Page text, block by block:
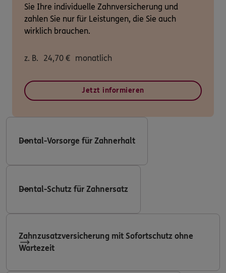
Sie Ihre individuelle Zahnversicherung und
zahlen Sie nur für Leistungen, die Sie auch
wirklich brauchen.
z. B. 24,70 € monatlich
Jetzt informieren
Dental-Vorsorge für Zahnerhalt
Dental-Schutz für Zahnersatz
Zahnzusatzversicherung mit Sofortschutz ohne
Wartezeit